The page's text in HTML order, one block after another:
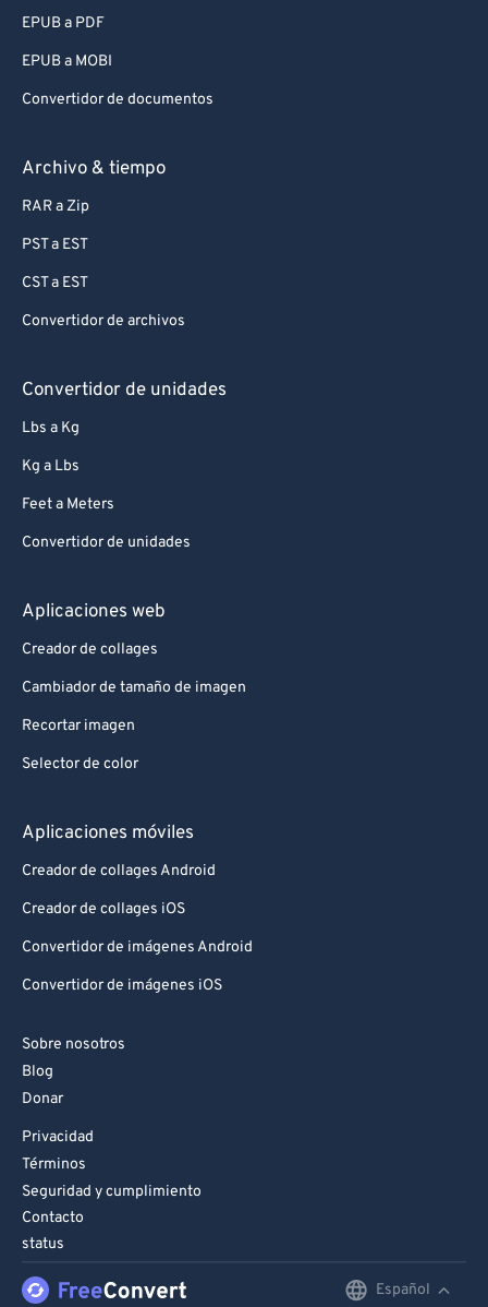
EPUB a PDF
EPUB a MOBI
Convertidor de documentos
Archivo & tiempo
RAR a Zip
PST a EST
CST a EST
Convertidor de archivos
Convertidor de unidades
Lbs a Kg
Kg a Lbs
Feet a Meters
Convertidor de unidades
Aplicaciones web
Creador de collages
Cambiador de tamaño de imagen
Recortar imagen
Selector de color
Aplicaciones móviles
Creador de collages Android
Creador de collages iOS
Convertidor de imágenes Android
Convertidor de imágenes iOS
Sobre nosotros
Blog
Donar
Privacidad
Términos
Seguridad y cumplimiento
Contacto
status
Español